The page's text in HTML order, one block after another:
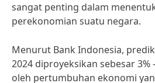
sangat penting dalam
perekonomian suatu negara.
Menurut Bank Indonesia,
2024 diproyeksikan sebesar 3%
oleh pertumbuhan ekonomi